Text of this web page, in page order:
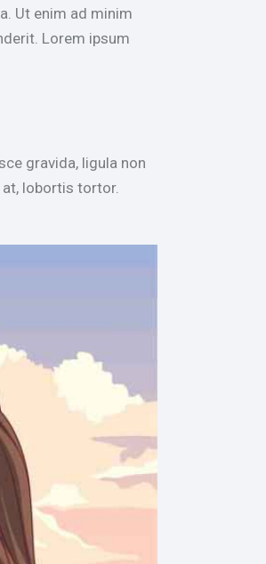
Ut enim ad minim
Lorem ipsum
gravida, ligula non
lobortis tortor.